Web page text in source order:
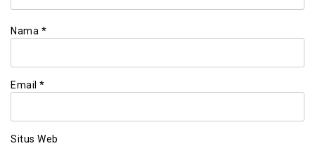
Nama *
Email *
Situs Web